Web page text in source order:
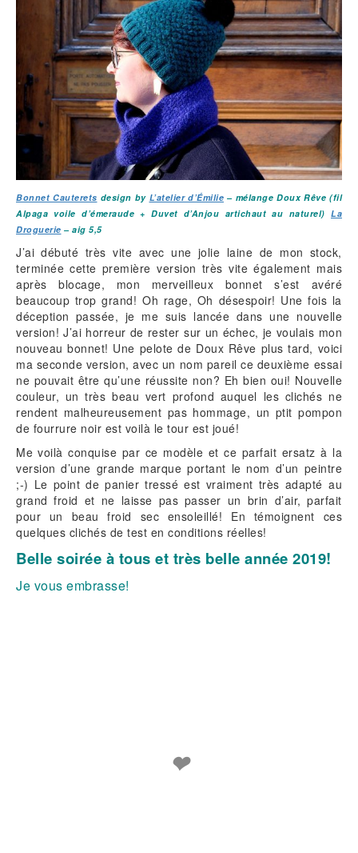
Bonnet Cauterets design by L’atelier d’Émilie – mélange Doux Rêve (fil
Alpaga voile d’émeraude + Duvet d’Anjou artichaut au naturel) La
Droguerie – aig 5,5
J’ai débuté très vite avec une jolie laine de mon stock,
terminée cette première version très vite également mais
après blocage, mon merveilleux bonnet s’est avéré
beaucoup trop grand! Oh rage, Oh désespoir! Une fois la
déception passée, je me suis lancée dans une nouvelle
version! J’ai horreur de rester sur un échec, je voulais mon
nouveau bonnet! Une pelote de Doux Rêve plus tard, voici
ma seconde version, avec un nom pareil ce deuxième essai
ne pouvait être qu’une réussite non? Eh bien oui! Nouvelle
couleur, un très beau vert profond auquel les clichés ne
rendent malheureusement pas hommage, un ptit pompon
de fourrure noir est voilà le tour est joué!
Me voilà conquise par ce modèle et ce parfait ersatz à la
version d’une grande marque portant le nom d’un peintre
;-) Le point de panier tressé est vraiment très adapté au
grand froid et ne laisse pas passer un brin d’air, parfait
pour un beau froid sec ensoleillé! En témoignent ces
quelques clichés de test en conditions réelles!
Belle soirée à tous et très belle année 2019!
Je vous embrasse!
❤